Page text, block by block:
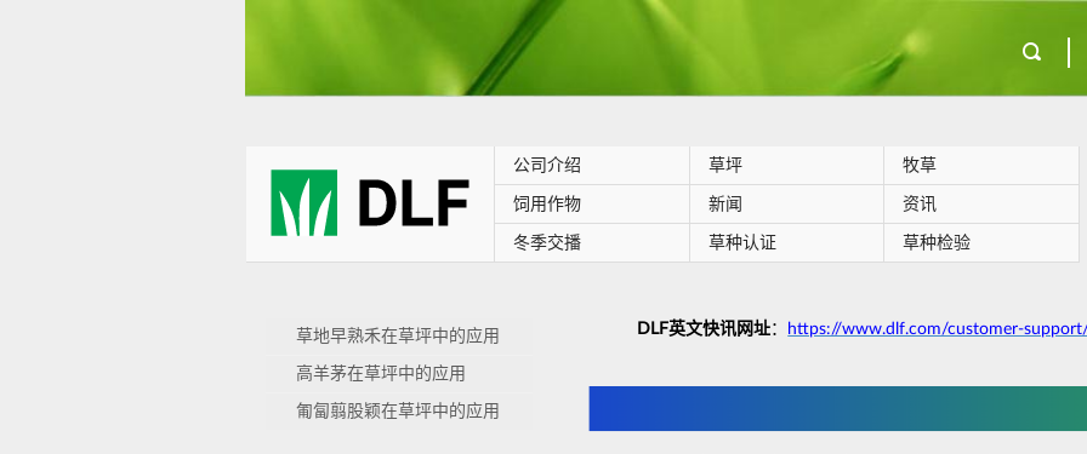
公司介绍 草坪 牧草
饲用作物 新闻 资讯
冬季交播 草种认证 草种检验
草地早熟禾在草坪中的应用
高羊茅在草坪中的应用
匍匐翦股颖在草坪中的应用
DLF英文快讯网址： https://www.dlf.com/customer-